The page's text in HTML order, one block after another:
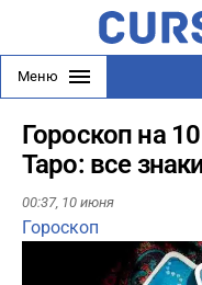
Меню
Гороскоп на
Таро: все
00:37, 10 июня
Гороскоп